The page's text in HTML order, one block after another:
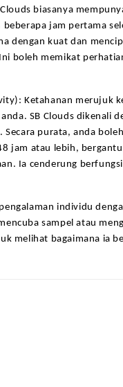
biasanya
beberapa jam pertama
dengan kuat dan
boleh memikat
Ketahanan merujuk
SB Clouds dikenali
Secara purata, anda
jam atau lebih,
Ia cenderung
individu
sampel atau
melihat bagaimana ia